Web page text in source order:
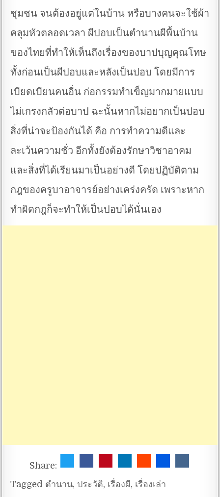
ชุมชน จนต้องอยู่แต่ในบ้าน หรือบางคนจะใช้ผ้า
คลุมหัวตลอดเวลา ผีปอบเป็นตำนานผีพื้นบ้าน
ของไทยที่ทำให้เห็นถึงเรื่องของบาปบุญคุณโทษ
ทั้งก่อนเป็นผีปอบและหลังเป็นปอบ โดยมีการ
เบียดเบียนคนอื่น ก่อกรรมทำเข็ญมากมายแบบ
ไม่เกรงกลัวต่อบาป ฉะนั้นหากไม่อยากเป็นปอบ
สิ่งที่น่าจะป้องกันได้ คือ การทำความดีและ
ละเว้นความชั่ว อีกทั้งยังต้องรักษาวิชาอาคม
และสิ่งที่ได้เรียนมาเป็นอย่างดี โดยปฏิบัติตาม
กฎของครูบาอาจารย์อย่างเคร่งครัด เพราะหาก
ทำผิดกฎก็จะทำให้เป็นปอบได้นั่นเอง
Share:
Tagged ตำนาน, ประวัติ, เรื่องผี, เรื่องเล่า